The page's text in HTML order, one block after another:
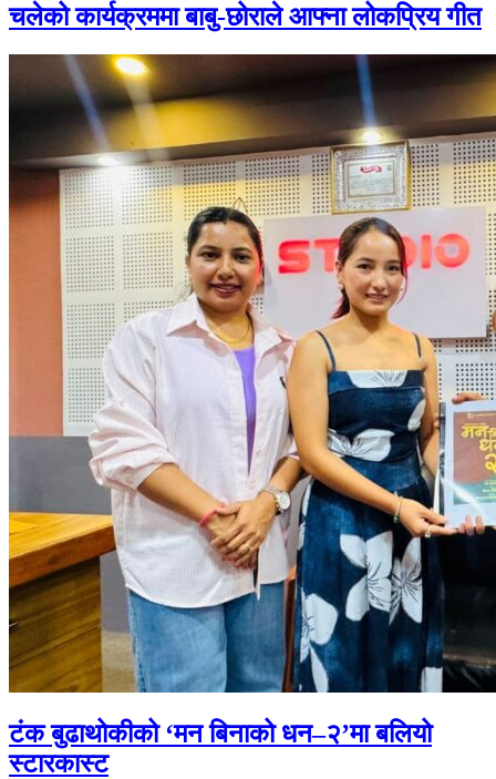
चलेको कार्यक्रममा बाबु-छोराले आफ्ना लोकप्रिय गीत
टंक बुढाथोकीको ‘मन बिनाको धन–२’मा बलियो
स्टारकास्ट